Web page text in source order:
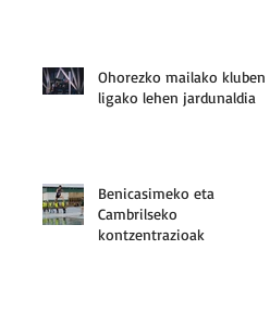
Ohorezko mailako kluben
ligako lehen jardunaldia
Benicasimeko eta
Cambrilseko
kontzentrazioak